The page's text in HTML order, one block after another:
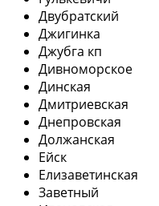
Двубратский
Джигинка
Джубга кп
Дивноморское
Динская
Дмитриевская
Днепровская
Должанская
Ейск
Елизаветинская
Заветный